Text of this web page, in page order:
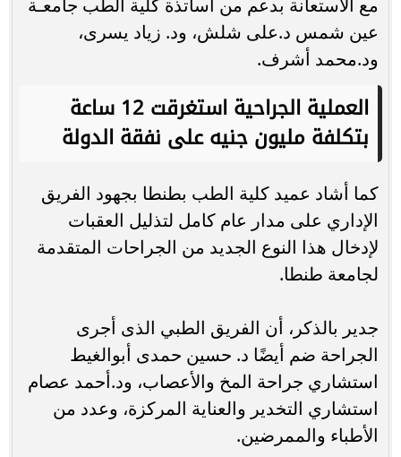
مع الاستعانة بدعم من أساتذة كلية الطب جامعـة
عين شمس د.على شلش، ود. زياد يسرى،
ود.محمد أشرف.
العملية الجراحية استغرقت 12 ساعة
بتكلفة مليون جنيه على نفقة الدولة
كما أشاد عميد كلية الطب بطنطا بجهود الفريق
الإداري على مدار عام كامل لتذليل العقبات
لإدخال هذا النوع الجديد من الجراحات المتقدمة
لجامعة طنطا.
جدير بالذكر، أن الفريق الطبي الذى أجرى
الجراحة ضم أيضًا د. حسين حمدى أبوالغيط
استشاري جراحة المخ والأعصاب، ود.أحمد عصام
استشاري التخدير والعناية المركزة، وعدد من
الأطباء والممرضين.